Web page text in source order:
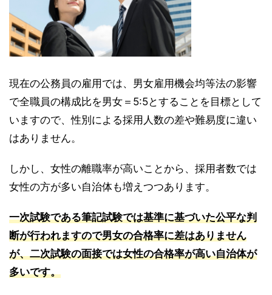
現在の公務員の雇用では、男女雇用機会均等法の影響
で全職員の構成比を男女＝5:5とすることを目標として
いますので、性別による採用人数の差や難易度に違い
はありません。
しかし、女性の離職率が高いことから、採用者数では
女性の方が多い自治体も増えつつあります。
一次試験である筆記試験では基準に基づいた公平な判
断が行われますので男女の合格率に差はありません
が、二次試験の面接では女性の合格率が高い自治体が
多いです。